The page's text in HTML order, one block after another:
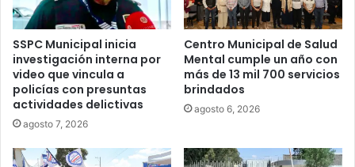
SSPC Municipal inicia
investigación interna por
video que vincula a
policías con presuntas
actividades delictivas
agosto 7, 2026
Centro Municipal de Salud
Mental cumple un año con
más de 13 mil 700 servicios
brindados
agosto 6, 2026